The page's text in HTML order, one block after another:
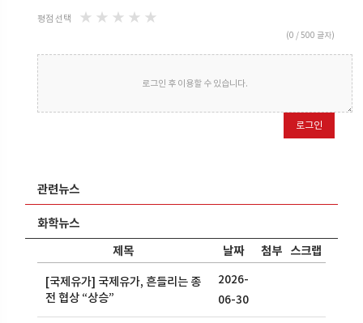
평점 선택 ★ ★ ★ ★ ★
(0 / 500 글자)
로그인 후 이용할 수 있습니다.
로그인
관련뉴스
화학뉴스
제목
날짜 첨부 스크랩
[국제유가] 국제유가, 흔들리는 종
전 협상 “상승”
2026-
06-30